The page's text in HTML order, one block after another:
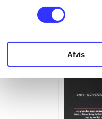
Afvis